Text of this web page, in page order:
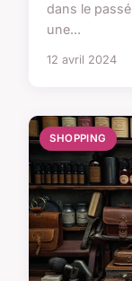
dans le
une...
12 avril 2024
SHOPPING